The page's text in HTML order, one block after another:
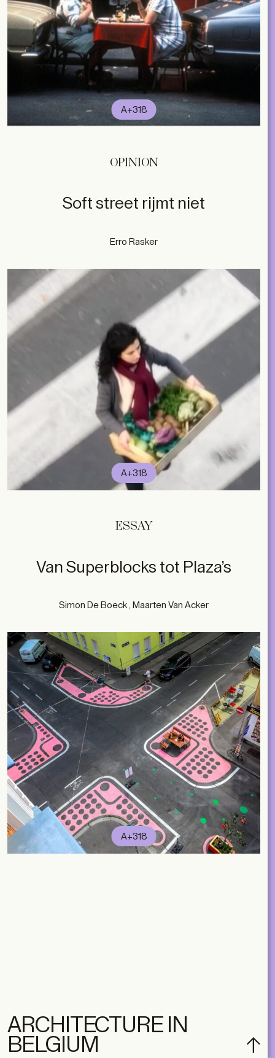
A+318
OPINION
Soft street rijmt niet
Erro Rasker
A+318
ESSAY
Van Superblocks tot Plaza’s
Simon De Boeck , Maarten Van Acker
A+318
ARCHITECTURE IN
BELGIUM